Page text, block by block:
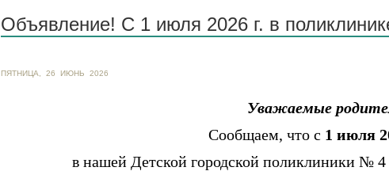
Объявление! С 1 июля 2026 г. в
ПЯТНИЦА, 26 ИЮНЬ 2026
Уважаемые
Сообщаем, что с 1 июля
в нашей Детской городской поликлиники № 4